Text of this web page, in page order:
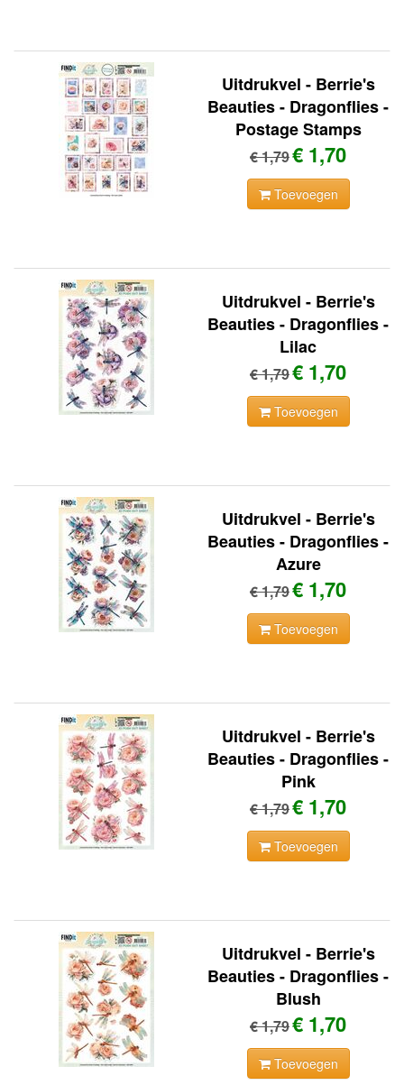
Uitdrukvel - Berrie's
Beauties - Dragonflies -
Postage Stamps
€ 1,79€ 1,70
Toevoegen
Uitdrukvel - Berrie's
Beauties - Dragonflies -
Lilac
€ 1,79€ 1,70
Toevoegen
Uitdrukvel - Berrie's
Beauties - Dragonflies -
Azure
€ 1,79€ 1,70
Toevoegen
Uitdrukvel - Berrie's
Beauties - Dragonflies -
Pink
€ 1,79€ 1,70
Toevoegen
Uitdrukvel - Berrie's
Beauties - Dragonflies -
Blush
€ 1,79€ 1,70
Toevoegen